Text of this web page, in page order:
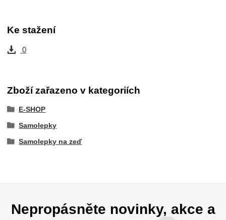
Ke stažení
0
Zboží zařazeno v kategoriích
E-SHOP
Samolepky
Samolepky na zeď
Nepropásněte novinky, akce a